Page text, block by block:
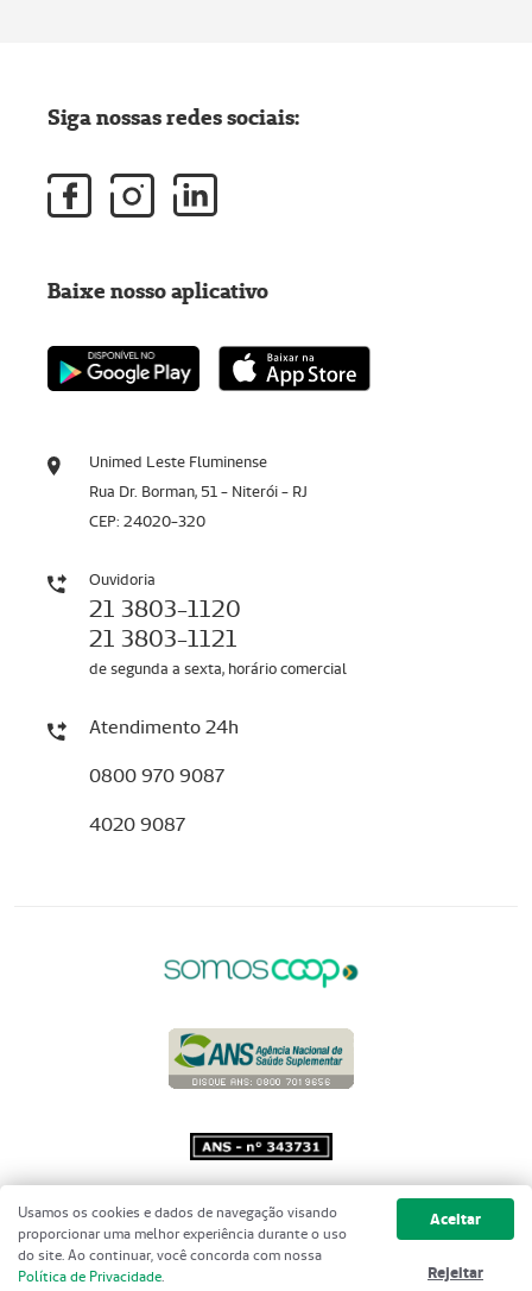
Unimed Leste Fluminense
Rua Dr. Borman, 51 - Niterói - RJ
CEP: 24020-320
Ouvidoria
21 3803-1120
21 3803-1121
de segunda a sexta, horário comercial
Atendimento 24h
0800 970 9087
4020 9087
Siga nossas redes sociais:
Baixe nosso aplicativo
Copyright 2001 - 2026 Unimed do
Brasil - Todos os direitos reservados
Usamos os cookies e dados de navegação visando
proporcionar uma melhor experiência durante o uso
do site. Ao continuar, você concorda com nossa
Política de Privacidade.
Aceitar
Rejeitar